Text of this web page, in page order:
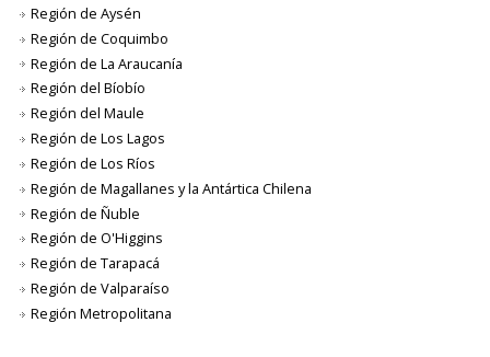
Región de Aysén
Región de Coquimbo
Región de La Araucanía
Región del Bíobío
Región del Maule
Región de Los Lagos
Región de Los Ríos
Región de Magallanes y la Antártica Chilena
Región de Ñuble
Región de O'Higgins
Región de Tarapacá
Región de Valparaíso
Región Metropolitana